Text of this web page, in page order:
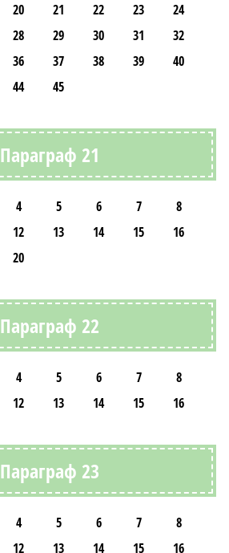
20 21 22 23
24
28 29 30 31
32
36 37 38 39
40
44 45
Параграф 21
4 5 6 7
8
12 13 14 15
16
20
Параграф 22
4 5 6 7
8
12 13 14 15 16
Параграф 23
4 5 6 7
8
12 13 14 15
16